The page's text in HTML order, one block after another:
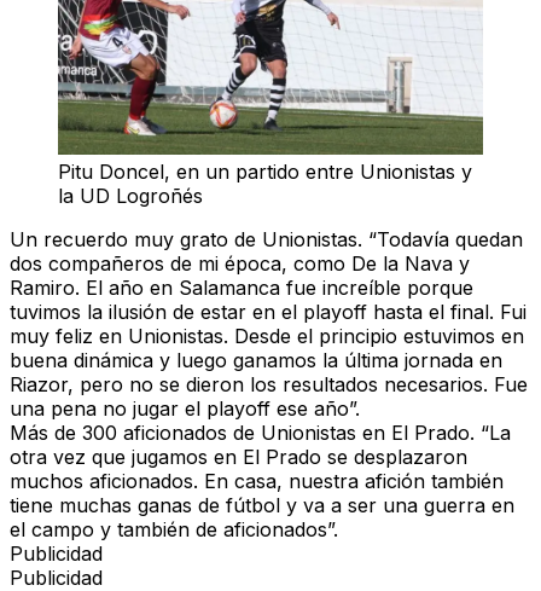
Pitu Doncel, en un partido entre Unionistas y
la UD Logroñés
Un recuerdo muy grato de Unionistas. “Todavía quedan
dos compañeros de mi época, como De la Nava y
Ramiro. El año en Salamanca fue increíble porque
tuvimos la ilusión de estar en el playoff hasta el final. Fui
muy feliz en Unionistas. Desde el principio estuvimos en
buena dinámica y luego ganamos la última jornada en
Riazor, pero no se dieron los resultados necesarios. Fue
una pena no jugar el playoff ese año”.
Más de 300 aficionados de Unionistas en El Prado. “La
otra vez que jugamos en El Prado se desplazaron
muchos aficionados. En casa, nuestra afición también
tiene muchas ganas de fútbol y va a ser una guerra en
el campo y también de aficionados”.
Publicidad
Publicidad